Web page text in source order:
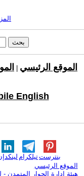
الموقع الرئيسي
English
تيلكرامبنترست
الموقع الرئيسي
هيئة ادارة الحوار المتمدن -